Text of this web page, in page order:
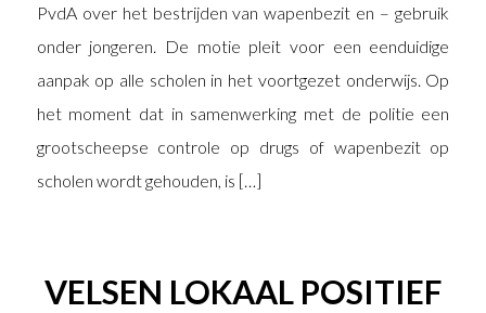
PvdA over het bestrijden van wapenbezit en – gebruik
onder jongeren. De motie pleit voor een eenduidige
aanpak op alle scholen in het voortgezet onderwijs. Op
het moment dat in samenwerking met de politie een
grootscheepse controle op drugs of wapenbezit op
scholen wordt gehouden, is […]
VELSEN LOKAAL POSITIEF